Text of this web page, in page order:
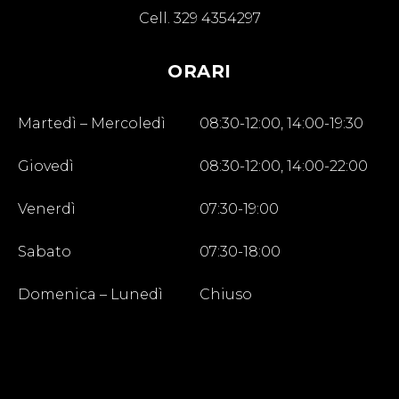
Cell. 329 4354297
ORARI
Martedì – Mercoledì 08:30-12:00, 14:00-19:30
Giovedì 08:30-12:00, 14:00-22:00
Venerdì 07:30-19:00
Sabato 07:30-18:00
Domenica – Lunedì Chiuso